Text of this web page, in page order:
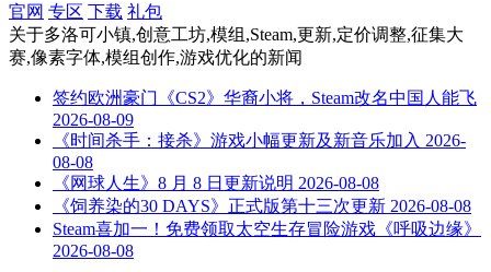
官网 专区 下载 礼包
关于多洛可小镇,创意工坊,模组,Steam,更新,定价调整,征集大
赛,像素字体,模组创作,游戏优化的新闻
签约欧洲豪门《CS2》华裔小将，Steam改名中国人能飞
2026-08-09
《时间杀手：接杀》游戏小幅更新及新音乐加入 2026-
08-08
《网球人生》8 月 8 日更新说明 2026-08-08
《饲养染的30 DAYS》正式版第十三次更新 2026-08-08
Steam喜加一！免费领取太空生存冒险游戏《呼吸边缘》
2026-08-08